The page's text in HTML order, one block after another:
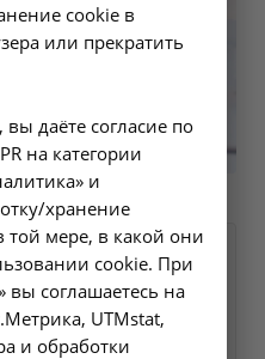
с Вами в
cookie в
или прекратить
даёте согласие по
на категории
и
хранение
мере, в какой они
cookie. При
соглашаетесь на
UTMstat,
и обработки